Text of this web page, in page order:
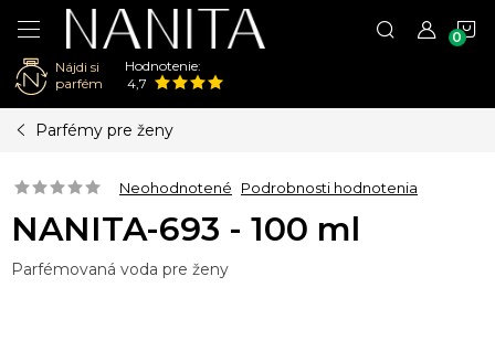
Nájdi si
parfém
Hodnotenie:
4,7
Parfémy pre ženy
Neohodnotené Podrobnosti hodnotenia
NANITA-693 - 100 ml
Parfémovaná voda pre ženy